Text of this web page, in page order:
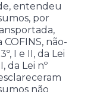
entendeu
por
não-
I e II, da Lei
da Lei nº
não